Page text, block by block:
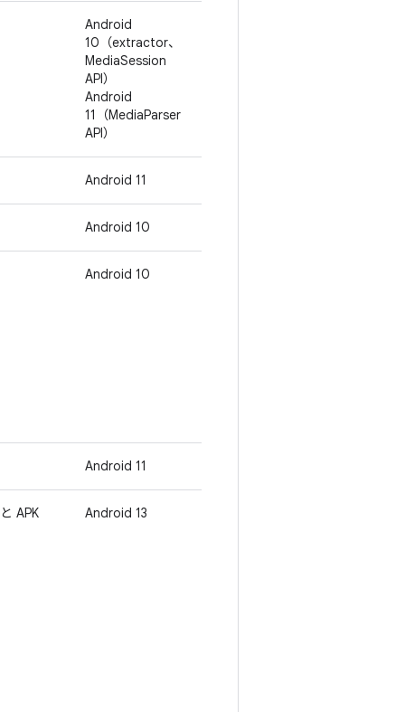
Android
10（extractor、
MediaSession
API）
Android
11（MediaParser
API）
Android 11
Android 10
Android 10
Android 11
APK Android 13